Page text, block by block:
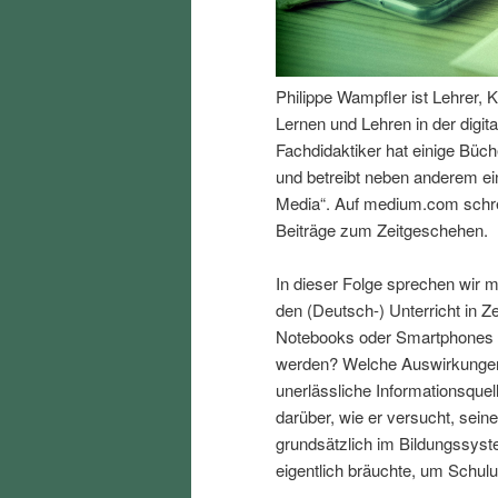
I
h
t
s
p
r
e
a
l
t
s
Philippe Wampfler ist Lehrer,
Lernen und Lehren in der
Fachdidaktiker hat einige
und betreibt neben anderem
Media“. Auf medium.com
Beiträge zum Zeitgeschehen.
In dieser Folge sprechen wir
den (Deutsch-) Unterricht in
Notebooks oder
werden? Welche
unerlässliche
darüber, wie er versucht,
grundsätzlich im
eigentlich bräuchte, um